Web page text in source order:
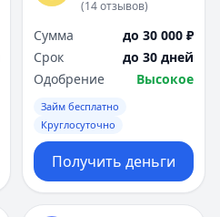
(14отзывов)
Сумма
до 30 000 ₽
Срок
до 30 дней
Одобрение
Высокое
Займ бесплатно
Круглосуточно
Получить деньги